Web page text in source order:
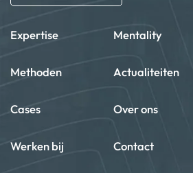
Expertise Mentality
Methoden Actualiteiten
Cases Over ons
Werken bij Contact